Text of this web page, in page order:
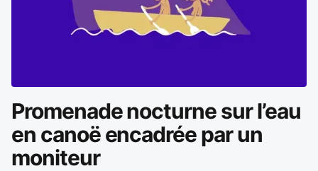
Promenade nocturne sur l’eau
en canoë encadrée par un
moniteur